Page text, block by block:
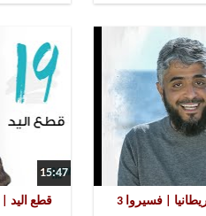
إسلام جار للمسجد في بريطانيا | فسيروا 3
15:47